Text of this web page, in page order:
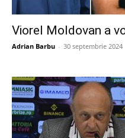
Viorel Moldovan a
Adrian Barbu - 30 septembrie 2024